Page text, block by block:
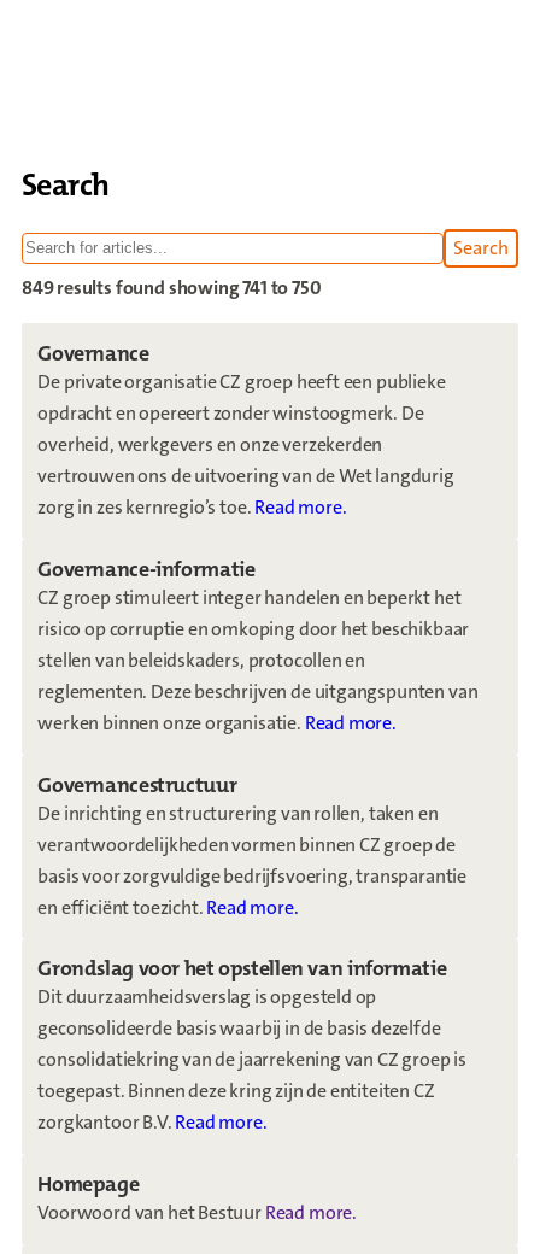
Search
Searchwithin
849 results foundshowing 741 to 750
Governance
De private organisatie CZ groep heeft een publieke
opdracht en opereert zonder winstoogmerk. De
overheid, werkgevers en onze verzekerden
vertrouwen ons de uitvoering van de Wet langdurig
zorg in zes kernregio’s toe.Read more.
Governance-informatie
CZ groep stimuleert integer handelen en beperkt het
risico op corruptie en omkoping door het beschikbaar
stellen van beleidskaders, protocollen en
reglementen. Deze beschrijven de uitgangspunten van
werken binnen onze organisatie. Read more.
Governancestructuur
De inrichting en structurering van rollen, taken en
verantwoordelijkheden vormen binnen CZ groep de
basis voor zorgvuldige bedrijfsvoering, transparantie
en efficiënt toezicht.Read more.
Grondslag voor het opstellen van informatie
Dit duurzaamheidsverslag is opgesteld op
geconsolideerde basis waarbij in de basis dezelfde
consolidatiekring van de jaarrekening van CZ groep is
toegepast. Binnen deze kring zijn de entiteiten CZ
zorgkantoor B.V.Read more.
Homepage
Voorwoord van het BestuurRead more.